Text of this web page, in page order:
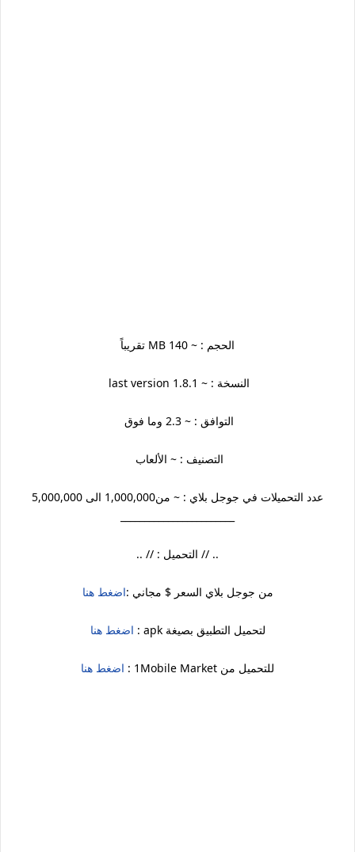
الحجم : ~ 140 MB تقريباً
النسخة : ~ 1.8.1 last version
التوافق : ~ 2.3 وما فوق
التصنيف : ~ الألعاب
عدد التحميلات في جوجل بلاي : ~ من1,000,000 الى 5,000,000
.. // التحميل : // ..
من جوجل بلاي السعر $ مجاني :اضغط هنا
لتحميل التطبيق بصيغة apk : اضغط هنا
للتحميل من 1Mobile Market : اضغط هنا